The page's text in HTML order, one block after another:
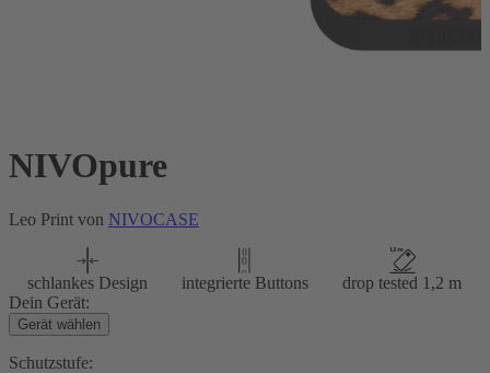
NIVOpure
Leo Print von NIVOCASE
schlankes Design integrierte Buttons
drop tested 1,2 m
Dein Gerät:
Gerät wählen
Schutzstufe: